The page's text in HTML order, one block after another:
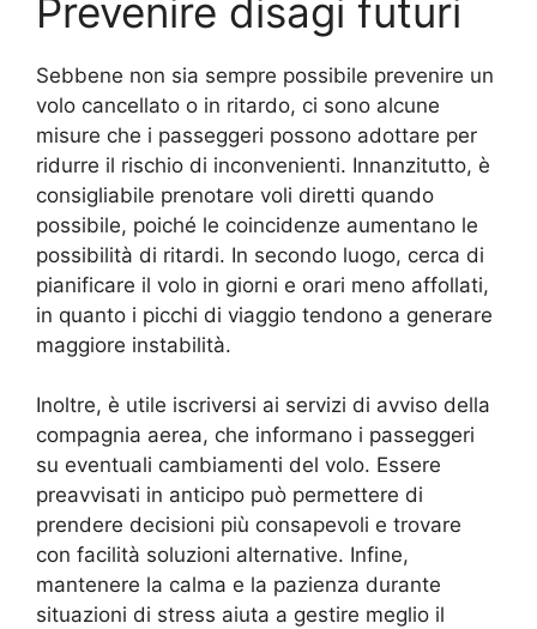
Prevenire disagi futuri
Sebbene non sia sempre possibile prevenire un
volo cancellato o in ritardo, ci sono alcune
misure che i passeggeri possono adottare per
ridurre il rischio di inconvenienti. Innanzitutto, è
consigliabile prenotare voli diretti quando
possibile, poiché le coincidenze aumentano le
possibilità di ritardi. In secondo luogo, cerca di
pianificare il volo in giorni e orari meno affollati,
in quanto i picchi di viaggio tendono a generare
maggiore instabilità.
Inoltre, è utile iscriversi ai servizi di avviso della
compagnia aerea, che informano i passeggeri
su eventuali cambiamenti del volo. Essere
preavvisati in anticipo può permettere di
prendere decisioni più consapevoli e trovare
con facilità soluzioni alternative. Infine,
mantenere la calma e la pazienza durante
situazioni di stress aiuta a gestire meglio il